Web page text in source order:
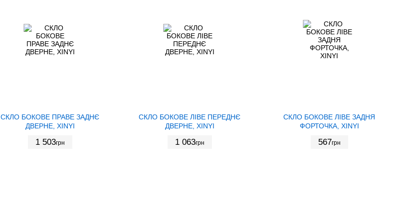
СКЛО БОКОВЕ ПРАВЕ ЗАДНЄ
ДВЕРНЕ, XINYI
1 503грн
СКЛО БОКОВЕ ЛІВЕ ПЕРЕДНЄ
ДВЕРНЕ, XINYI
1 063грн
СКЛО БОКОВЕ ЛІВЕ ЗАДНЯ
ФОРТОЧКА, XINYI
567грн